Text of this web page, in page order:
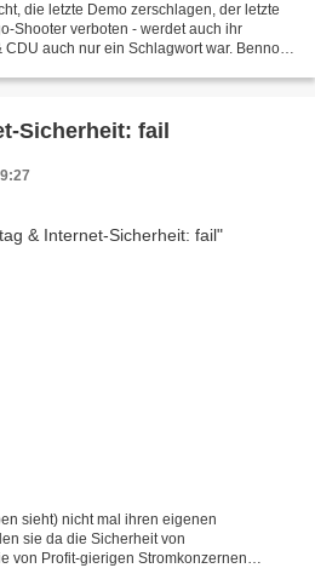
die letzte Demo zerschlagen, der letzte
Shooter verboten - werdet auch ihr
CDU auch nur ein Schlagwort war. Benno,
Sicherheit: fail
sieht) nicht mal ihren eigenen
sie da die Sicherheit von
von Profit-gierigen Stromkonzernen